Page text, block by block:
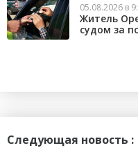
05.08.2026 в
Житель
судом за
Следующая новость :